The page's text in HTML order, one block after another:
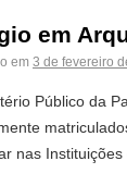
em
em 3 de fevereiro
Público da
nas